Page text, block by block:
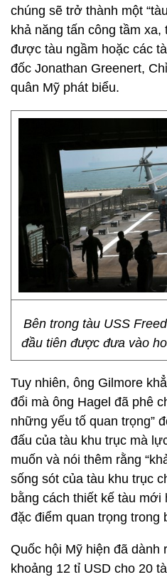
chúng sẽ trở thành một
khả năng tấn công tầm
được tàu ngầm hoặc các
đốc Jonathan Greenert,
quân Mỹ phát biểu.
Bên trong tàu USS
đầu tiên được đưa vào
Tuy nhiên, ông Gilmore
đổi mà ông Hagel đã phê
những yếu tố quan trọng”
đấu của tàu khu trục mà
muốn và nói thêm rằng
sống sót của tàu khu trục
bằng cách thiết kế tàu
đặc điểm quan trọng trong
Quốc hội Mỹ hiện đã dành
khoảng 12 tỉ USD cho 20